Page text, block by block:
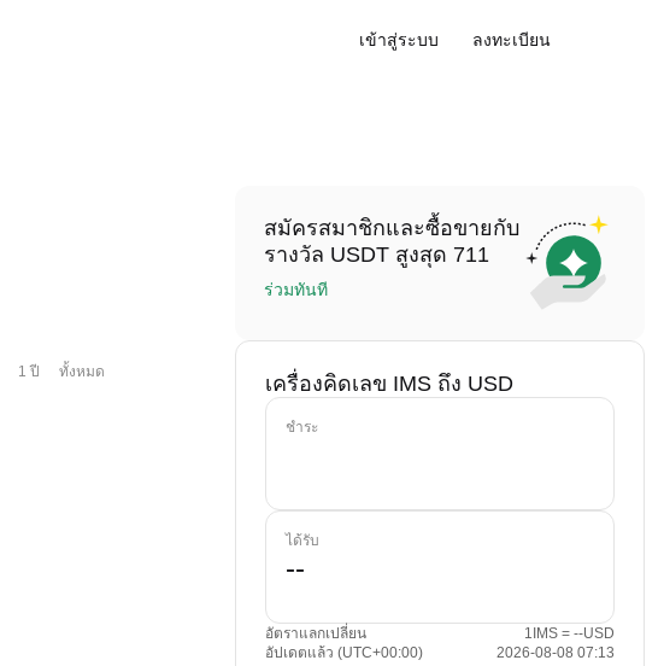
เข้าสู่ระบบ ลงทะเบียน
1 ปี ทั้งหมด
สมัครสมาชิกและซื้อขายกับ
รางวัล USDT สูงสุด 711
ร่วมทันที
เครื่องคิดเลข IMS ถึง USD
ชำระ
ได้รับ
อัตราแลกเปลี่ยน
1IMS = --USD
อัปเดตแล้ว (UTC+00:00)
2026-08-08 07:13